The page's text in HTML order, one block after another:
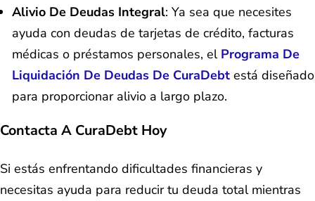
Alivio De Deudas Integral: Ya sea que necesites
ayuda con deudas de tarjetas de crédito, facturas
médicas o préstamos personales, el Programa De
Liquidación De Deudas De CuraDebt está diseñado
para proporcionar alivio a largo plazo.
Contacta A CuraDebt Hoy
Si estás enfrentando dificultades financieras y
necesitas ayuda para reducir tu deuda total mientras